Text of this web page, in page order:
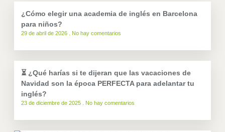
¿Cómo elegir una academia de inglés en Barcelona
para niños?
29 de abril de 2026 No hay comentarios
⏳ ¿Qué harías si te dijeran que las vacaciones de
Navidad son la época PERFECTA para adelantar tu
inglés?
23 de diciembre de 2025 No hay comentarios